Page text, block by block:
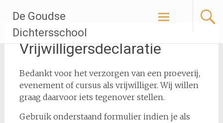
naar
inhoud
De Goudse
Dichtersschool
Vrijwilligersdeclaratie
Bedankt voor het verzorgen van een proeverij,
evenement of cursus als vrijwilliger. Wij willen
graag daarvoor iets tegenover stellen.
Gebruik onderstaand formulier indien je als